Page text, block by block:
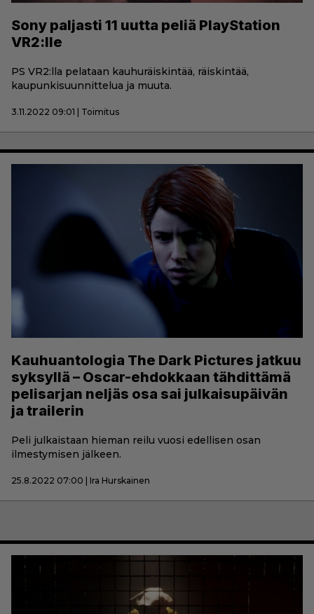
Sony paljasti 11 uutta peliä PlayStation
VR2:lle
PS VR2:lla pelataan kauhuräiskintää, räiskintää,
kaupunkisuunnittelua ja muuta.
3.11.2022 09:01 | Toimitus
Kauhuantologia The Dark Pictures jatkuu
syksyllä – Oscar-ehdokkaan tähdittämä
pelisarjan neljäs osa sai julkaisupäivän
ja trailerin
Peli julkaistaan hieman reilu vuosi edellisen osan
ilmestymisen jälkeen.
25.8.2022 07:00 | Ira Hurskainen